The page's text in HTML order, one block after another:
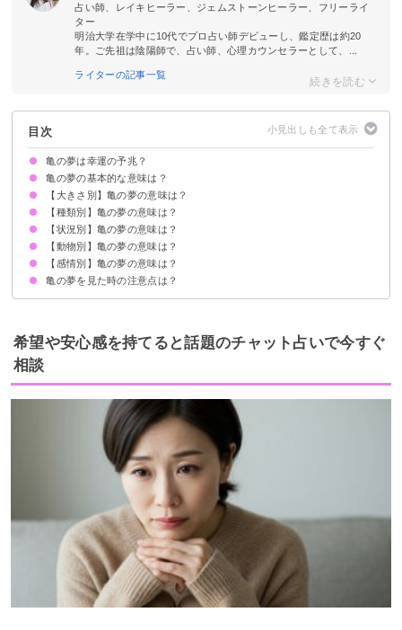
占い師、レイキヒーラー、ジェムストーンヒーラー、フリーライ
ター
明治大学在学中に10代でプロ占い師デビューし、鑑定歴は約20
年。ご先祖は陰陽師で、占い師、心理カウンセラーとして、...
ライターの記事一覧
目次
亀の夢は幸運の予兆？
亀の夢の基本的な意味は？
金運や健康運を表す吉夢
状況によって意味が決まる
【大きさ別】亀の夢の意味は？
大きい亀の夢【吉夢】
小さい亀の夢【吉夢】
【種類別】亀の夢の意味は？
ウミガメの夢【吉夢】
白い亀の夢【吉夢】
金色の亀の夢【吉夢】
赤色の亀の夢【吉夢】
黒色の亀の夢【凶夢】
親子の亀の夢【吉夢】
赤ちゃんの亀の夢【吉夢】
亀のつがいの夢【吉夢】
【状況別】亀の夢の意味は？
亀がたくさん出てくる夢【吉夢】
亀を助ける夢【吉夢】
亀が寄ってくる夢【吉夢】
亀を飼う夢【吉夢】
亀に追いかけられる夢【警告夢】
亀が泳ぐ夢【吉夢】
亀に触る夢【吉夢】
亀を食べる夢【吉夢】
亀に噛まれる夢【警告夢】
亀に襲われる夢【警告夢】
亀が産卵する夢【吉夢】
亀に乗る夢【吉夢】
亀と話す夢【予知夢】
亀になる夢【警告夢】
【動物別】亀の夢の意味は？
亀と蛇の夢【吉夢】
亀とカエルの夢【吉夢】
亀とワニの夢【警告夢】
【感情別】亀の夢の意味は？
亀が出てきて怖い夢【警告夢】
亀が出てきて驚く夢【吉夢】
亀が出てきて嬉しい夢【吉夢】
亀の夢を見た時の注意点は？
吉夢なので人に話さないように
宝くじを買うなら早めに
希望や安心感を持てると話題のチャット占いで今すぐ
相談